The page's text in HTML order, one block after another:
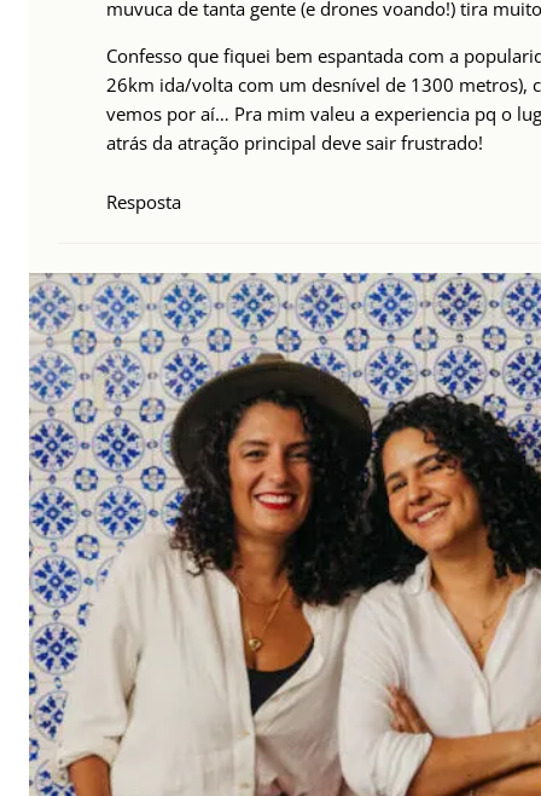
muvuca de tanta gente (e drones voando!) tira
Confesso que fiquei bem espantada com a
26km ida/volta com um desnível de 1300 metros),
vemos por aí… Pra mim valeu a experiencia pq o
atrás da atração principal deve sair frustrado!
Resposta